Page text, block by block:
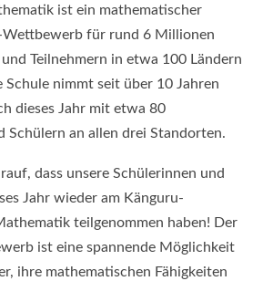
ist ein mathematischer
für rund 6 Millionen
Teilnehmern in etwa 100 Ländern
nimmt seit über 10 Jahren
dieses Jahr mit etwa 80
Schülern an allen drei Standorten.
dass unsere Schülerinnen und
Jahr wieder am Känguru-
teilgenommen haben! Der
ist eine spannende Möglichkeit
ihre mathematischen Fähigkeiten